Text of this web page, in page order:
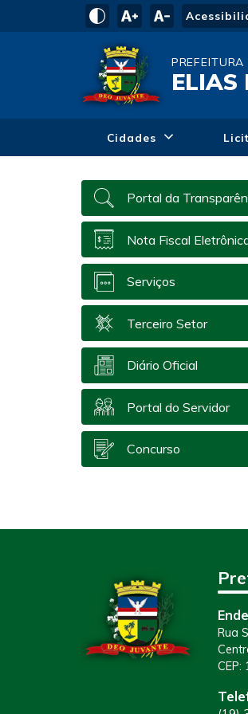
ELIAS
Cidades
Portal da
Nota Fiscal
Serviços
Terceiro Setor
Diário Oficial
Portal do Servidor
Concurso
Rua